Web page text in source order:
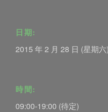
日期:
2015 年 2 月 28 日 (星期六)
時間:
09:00-19:00 (待定)